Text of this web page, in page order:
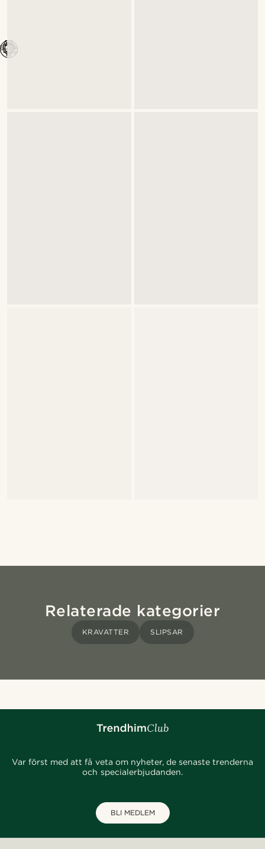
Relaterade kategorier
KRAVATTER SLIPSAR
Var först med att få veta om nyheter, de senaste trenderna
och specialerbjudanden.
BLI MEDLEM